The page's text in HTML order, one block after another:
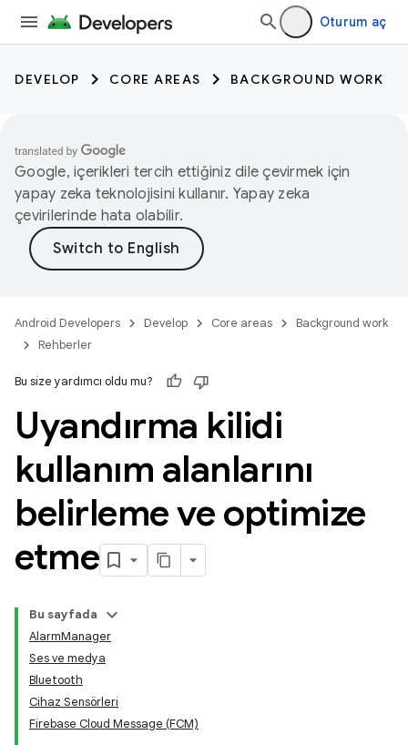
Oturum aç
DEVELOP CORE AREAS BACKGROUND WORK
Google, içerikleri tercih ettiğiniz dile çevirmek için
yapay zeka teknolojisini kullanır. Yapay zeka
çevirilerinde hata olabilir.
Android Developers Develop Core areas
Background work
Rehberler
Bu size yardımcı oldu mu?
Uyandırma kilidi
kullanım alanlarını
belirleme ve optimize
etme
Bu sayfada
AlarmManager
Ses ve medya
Bluetooth
Cihaz Sensörleri
Firebase Cloud Message (FCM)